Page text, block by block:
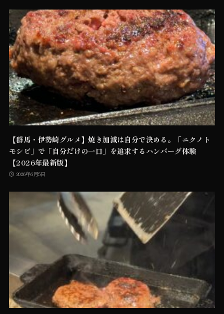
【群馬・伊勢崎グルメ】焼き加減は自分で決める。「ニクノト
モシビ」で「自分だけの一口」を追求するハンバーグ体験
【2026年最新版】
2026年6月5日